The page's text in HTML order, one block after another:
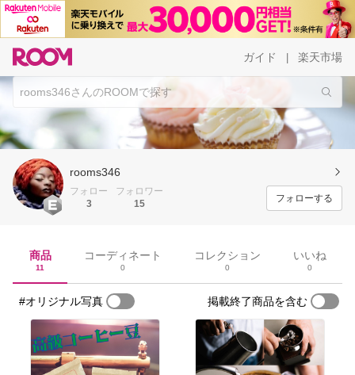
ガイド 楽天市場
rooms346
フォロー
3
フォロワー
15
フォローする
商品
11
コーディネート
0
コレクション
0
いいね
0
#オリジナル写真 掲載終了商品を含む